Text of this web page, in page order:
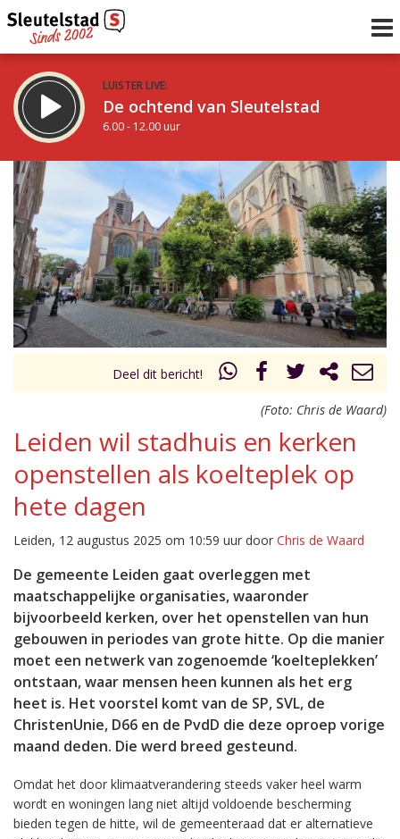
LUISTER LIVE:
De ochtend van Sleutelstad
6.00 - 12.00 uur
STRAKS:
De middag van Sleutelstad
12.00 - 18.00 uur
Vorig uur
uur 1 van 0 Volgend uur
Inklappen
Deel dit bericht!
(Foto: Chris de Waard)
Leiden wil stadhuis en kerken
openstellen als koelteplek op
hete dagen
Leiden, 12 augustus 2025 om 10:59 uur door Chris de Waard
De gemeente Leiden gaat overleggen met
maatschappelijke organisaties, waaronder
bijvoorbeeld kerken, over het openstellen van hun
gebouwen in periodes van grote hitte. Op die manier
moet een netwerk van zogenoemde ‘koelteplekken’
ontstaan, waar mensen heen kunnen als het erg
heet is. Het voorstel komt van de SP, SVL, de
ChristenUnie, D66 en de PvdD die deze oproep vorige
maand deden. Die werd breed gesteund.
Omdat het door klimaatverandering steeds vaker heel warm
wordt en woningen lang niet altijd voldoende bescherming
bieden tegen de hitte, wil de gemeenteraad dat er alternatieve